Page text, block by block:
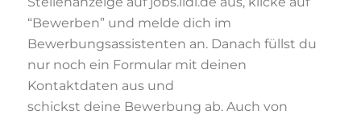
“Bewerben” und melde dich im
Bewerbungsassistenten an. Danach füllst du
nur noch ein Formular mit deinen
Kontaktdaten aus und
schickst deine Bewerbung ab. Auch von